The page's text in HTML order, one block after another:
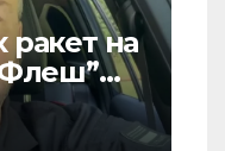
ракет на